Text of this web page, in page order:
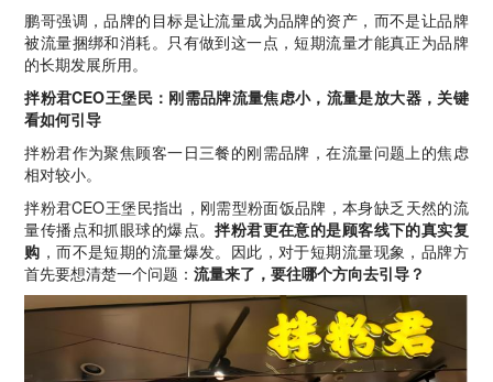
鹏哥强调，品牌的目标是让流量成为品牌的资产，而不是让品牌
被流量捆绑和消耗。只有做到这一点，短期流量才能真正为品牌
的长期发展所用。
拌粉君CEO王堡民：刚需品牌流量焦虑小，流量是放大器，关键
看如何引导
拌粉君作为聚焦顾客一日三餐的刚需品牌，在流量问题上的焦虑
相对较小。
拌粉君CEO王堡民指出，刚需型粉面饭品牌，本身缺乏天然的流
量传播点和抓眼球的爆点。拌粉君更在意的是顾客线下的真实复
购 ，而不是短期的流量爆发。因此，对于短期流量现象，品牌方
首先要想清楚一个问题：流量来了，要往哪个方向去引导？